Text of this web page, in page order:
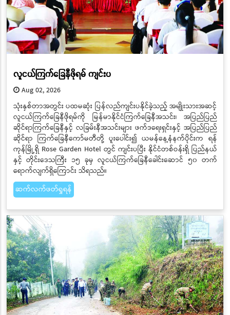
လူငယ်ကြက်ခြေနီဖိုရမ် ကျင်းပ
Aug 02, 2026
သုံးနှစ်တာအတွင်း ပထမဆုံး ပြန်လည်ကျင်းပနိုင်ခဲ့သည့် အမျိုးသားအဆင့်
လူငယ်ကြက်ခြေနီဖိုရမ်ကို မြန်မာနိုင်ငံကြက်ခြေနီအသင်း၊ အပြည်ပြည်
ဆိုင်ရာကြက်ခြေနီနှင့် လခြမ်းနီအသင်းများ ဖက်ဒရေးရှင်းနှင့် အပြည်ပြည်
ဆိုင်ရာ ကြက်ခြေနီကော်မတီတို့ ပူးပေါင်း၍ ယမန်နေ့နံနက်ပိုင်းက ရန်
ကုန်မြို့ရှိ Rose Garden Hotel တွင် ကျင်းပပြီး နိုင်ငံတစ်ဝန်းရှိ ပြည်နယ်
နှင့် တိုင်းဒေသကြီး ၁၅ ခုမှ လူငယ်ကြက်ခြေနီခေါင်းဆောင် ၅၀ တက်
ရောက်လျက်ရှိကြောင်း သိရသည်။
ဆက်လက်ဖတ်ရှုရန်